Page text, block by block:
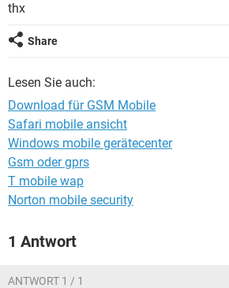
FACEBOOK
thx
Share
Lesen Sie auch:
Download für GSM Mobile
Safari mobile ansicht
Windows mobile gerätecenter
Gsm oder gprs
T mobile wap
Norton mobile security
1 Antwort
ANTWORT 1 / 1